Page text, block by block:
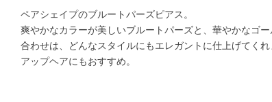
ペアシェイプのブルートパーズピアス。
爽やかなカラーが美しいブルートパーズと、華やかなゴ
合わせは、どんなスタイルにもエレガントに仕上げてくれ
アップヘアにもおすすめ。